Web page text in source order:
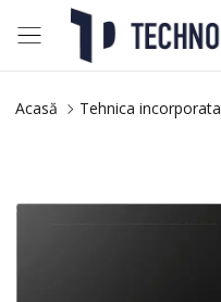
Acasă Tehnica incorporata